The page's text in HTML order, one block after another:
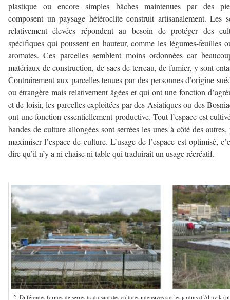
plastique ou encore simples bâches maintenues par des
composent un paysage hétéroclite construit artisanalement. Les
relativement élevées répondent au besoin de protéger des
spécifiques qui poussent en hauteur, comme les légumes-feuilles
aromates. Ces parcelles semblent moins ordonnées car
matériaux de construction, de sacs de terreau, de fumier, y sont
Contrairement aux parcelles tenues par des personnes d’origine
ou étrangère mais relativement âgées et qui ont une fonction
et de loisir, les parcelles exploitées par des Asiatiques ou des
ont une fonction essentiellement productive. Tout l’espace est
bandes de culture allongées sont serrées les unes à côté des
maximiser l’espace de culture. L’usage de l’espace est optimisé,
dire qu’il n’y a ni chaise ni table qui traduirait un usage récréatif.
2. Différentes formes de serres traduisant des cultures intensives sur les jardins d’Almvik